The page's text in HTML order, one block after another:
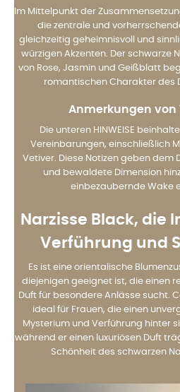
Im Mittelpunkt der
die zentrale und
gleichzeitig geheimnisvoll und
würzigen Akzenten. Der schwarze
von Rose, Jasmin und Geißblatt
romantischen Charakter des
Anmerkungen von
Die unteren HINWEISE
Vereinbarungen, einschließlich
Vetiver. Diese Notizen geben dem
und bewaldete Dimension
einbezaubernde Wake
Narzisse Black, die
Verführung und
Es ist eine orientalische
diejenigen geeignet ist, die einen
Duft für besondere Anlässe sucht.
ideal für Frauen, die einen
Mysterium und Verführung hinter
während er einen luxuriösen Duft
Schönheit des schwarzen